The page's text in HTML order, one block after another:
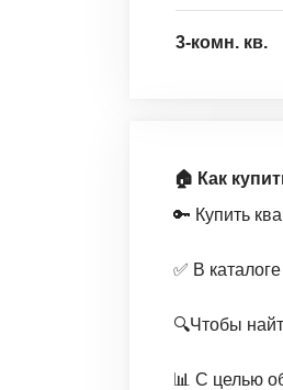
3-комн. кв.
🏠 Как
🔑 Купить
✅ В
🔍Чтобы
📊 С целью